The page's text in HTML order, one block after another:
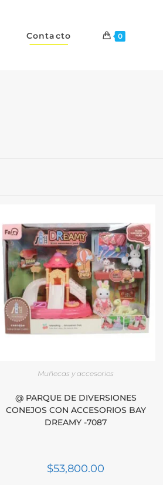
Contacto 0
Muñecas y accesorios
@ PARQUE DE DIVERSIONES
CONEJOS CON ACCESORIOS BAY
DREAMY -7087
$53,800.00